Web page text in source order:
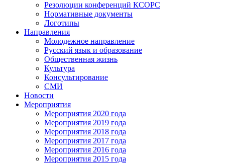
Резолюции конференций КСОРС
Нормативные документы
Логотипы
Направления
Молодежное направление
Русский язык и образование
Общественная жизнь
Культура
Консультирование
СМИ
Новости
Мероприятия
Мероприятия 2020 года
Мероприятия 2019 года
Мероприятия 2018 годa
Мероприятия 2017 года
Мероприятия 2016 года
Мероприятия 2015 года